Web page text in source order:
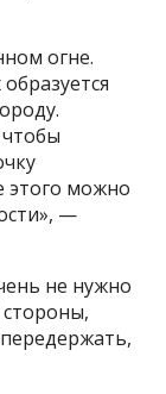
огне.
этого можно
—
не нужно